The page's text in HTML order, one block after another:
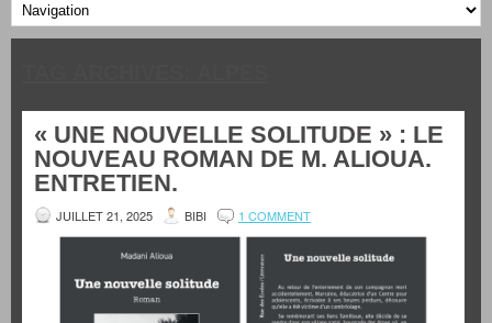
« UNE NOUVELLE SOLITUDE » : LE
NOUVEAU ROMAN DE M. ALIOUA.
ENTRETIEN.
JUILLET 21, 2025 BIBI 1 COMMENT